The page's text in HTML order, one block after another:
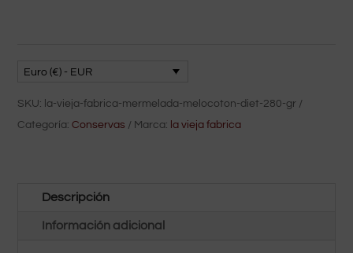
Euro (€) - EUR
SKU: la-vieja-fabrica-mermelada-melocoton-diet-280-gr
Categoría:Conservas Marca: la vieja fabrica
Descripción
Información adicional